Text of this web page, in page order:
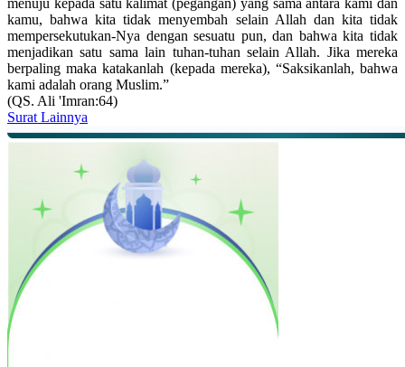
menuju kepada satu kalimat (pegangan) yang sama antara kami dan
kamu, bahwa kita tidak menyembah selain Allah dan kita tidak
mempersekutukan-Nya dengan sesuatu pun, dan bahwa kita tidak
menjadikan satu sama lain tuhan-tuhan selain Allah. Jika mereka
berpaling maka katakanlah (kepada mereka), “Saksikanlah, bahwa
kami adalah orang Muslim.”
(QS. Ali 'Imran:64)
Surat Lainnya